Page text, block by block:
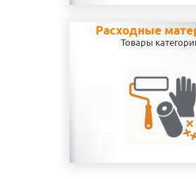
Расходные
Товары